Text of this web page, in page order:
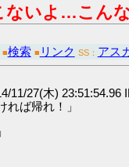
いよ…こん
■検索 ■ リンク SS： アス
11/27(木) 23:51:54.96
ば帰れ！」